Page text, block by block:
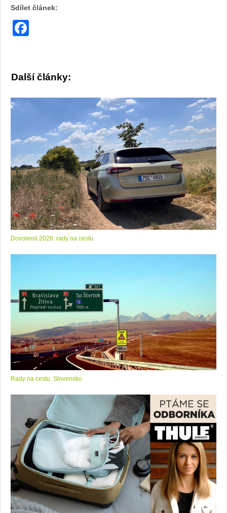
Sdílet článek:
Další články:
Dovolená 2026: rady na cestu
Rady na cestu: Slovensko